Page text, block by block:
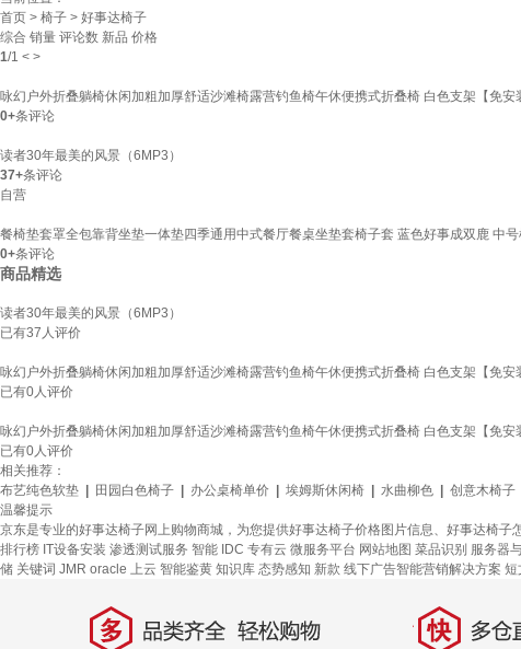
首页 > 椅子 > 好事达椅子
综合 销量 评论数 新品 价格
1/1 < >
咏幻户外折叠躺椅休闲加粗加厚舒适沙滩椅露营钓鱼椅午休便携式折叠椅 白色支架【免
0+条评论
读者30年最美的风景（6MP3）
37+条评论
自营
餐椅垫套罩全包靠背坐垫一体垫四季通用中式餐厅餐桌坐垫套椅子套 蓝色好事成双鹿 中号
0+条评论
商品精选
读者30年最美的风景（6MP3）
已有37 人评价
咏幻户外折叠躺椅休闲加粗加厚舒适沙滩椅露营钓鱼椅午休便携式折叠椅 白色支架【免
已有0人评价
咏幻户外折叠躺椅休闲加粗加厚舒适沙滩椅露营钓鱼椅午休便携式折叠椅 白色支架【免
已有0人评价
相关推荐：
布艺纯色软垫
田园白色椅子 办公桌椅单价 埃姆斯休闲椅 水曲柳色 创意木椅子
温馨提示
京东是专业的好事达椅子网上购物商城，为您提供好事达椅子价格图片信息、好事达椅
排行榜 IT设备安装 渗透测试服务 智能 IDC 专有云 微服务平台 网站地图 菜品识别 服务器
储 关键词 JMR oracle 上云 智能鉴黄 知识库 态势感知 新款 线下广告智能营销解决方案 短
多 品类齐全，轻松购物 快 多仓直